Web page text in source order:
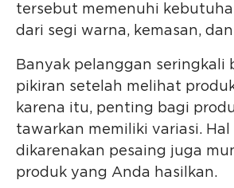
tersebut memenuhi
dari segi warna, kemasan,
Banyak pelanggan seringkali
pikiran setelah melihat
karena itu, penting bagi
tawarkan memiliki variasi. Hal
dikarenakan pesaing juga
produk yang Anda hasilkan.